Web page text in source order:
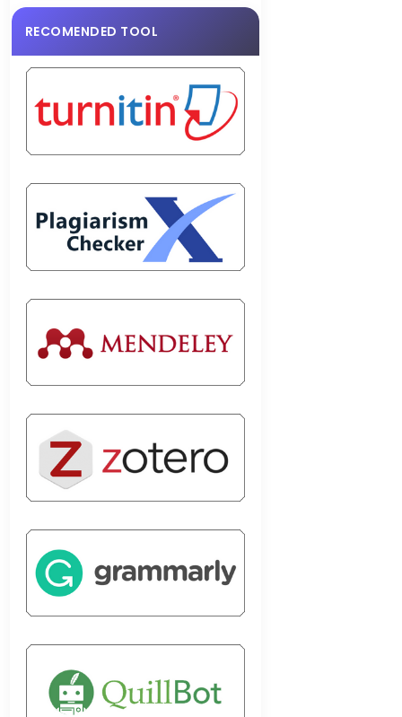
RECOMENDED TOOL